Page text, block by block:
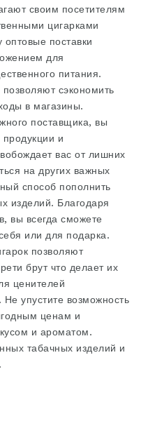
своим посетителям
цигарками
поставки
для
питания.
сэкономить
в магазины.
поставщика, вы
и
вас от лишних
на других важных
способ пополнить
изделий. Благодаря
вы всегда сможете
или для подарка.
позволяют
брутчто делает их
ценителей
упустите возможность
ценам и
и ароматом.
табачных изделий и